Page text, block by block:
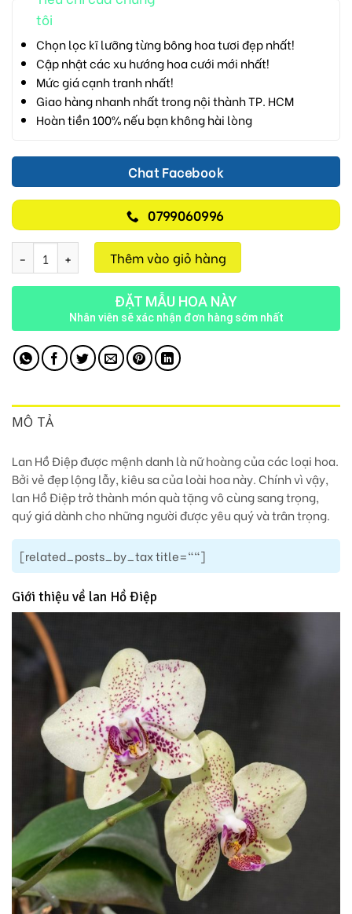
tôi
Chọn lọc kĩ lưỡng từng bông hoa tươi đẹp nhất!
Cập nhật các xu hướng hoa cưới mới nhất!
Mức giá cạnh tranh nhất!
Giao hàng nhanh nhất trong nội thành TP. HCM
Hoàn tiền 100% nếu bạn không hài lòng
Chat Facebook
0799060996
Chậu Lan 9 Cành M145 số lượng
Thêm vào giỏ hàng
ĐẶT MẪU HOA NÀY
Nhân viên sẽ xác nhận đơn hàng sớm nhất
MÔ TẢ
Lan Hồ Điệp được mệnh danh là nữ hoàng của các loại hoa.
Bởi vẻ đẹp lộng lẫy, kiêu sa của loài hoa này. Chính vì vậy,
lan Hồ Điệp trở thành món quà tặng vô cùng sang trọng,
quý giá dành cho những người được yêu quý và trân trọng.
[related_posts_by_tax title=""]
Giới thiệu về lan Hồ Điệp